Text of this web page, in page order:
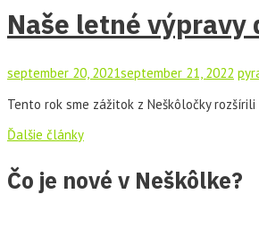
Naše letné výpravy
september 20, 2021september 21, 2022
Tento rok sme zážitok z Neškôločky
Ďalšie články
Čo je nové v Neškôlke?